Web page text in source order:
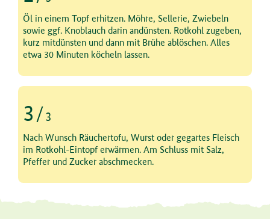
Schritt 2 von 3
Öl in einem Topf erhitzen. Möhre, Sellerie, Zwiebeln
sowie ggf. Knoblauch darin andünsten. Rotkohl zugeben,
kurz mitdünsten und dann mit Brühe ablöschen. Alles
etwa 30 Minuten köcheln lassen.
3 /3
Schritt 3 von 3
Nach Wunsch Räuchertofu, Wurst oder gegartes Fleisch
im Rotkohl-Eintopf erwärmen. Am Schluss mit Salz,
Pfeffer und Zucker abschmecken.